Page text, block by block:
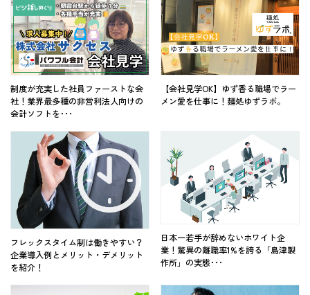
制度が充実した社員ファーストな会
社！業界最多種の非営利法人向けの
会計ソフトを･･･
【会社見学OK】ゆず香る職場でラー
メン愛を仕事に！麺処ゆずラボ。
フレックスタイム制は働きやすい？
企業導入例とメリット・デメリット
を紹介！
日本一若手が辞めないホワイト企
業！驚異の離職率1%を誇る「島津製
作所」の実態･･･